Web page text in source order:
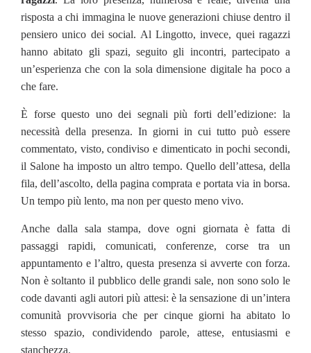
risposta a chi immagina le nuove generazioni chiuse dentro il
pensiero unico dei social. Al Lingotto, invece, quei ragazzi
hanno abitato gli spazi, seguito gli incontri, partecipato a
un’esperienza che con la sola dimensione digitale ha poco a
che fare.
È forse questo uno dei segnali più forti dell’edizione: la
necessità della presenza. In giorni in cui tutto può essere
commentato, visto, condiviso e dimenticato in pochi secondi,
il Salone ha imposto un altro tempo. Quello dell’attesa, della
fila, dell’ascolto, della pagina comprata e portata via in borsa.
Un tempo più lento, ma non per questo meno vivo.
Anche dalla sala stampa, dove ogni giornata è fatta di
passaggi rapidi, comunicati, conferenze, corse tra un
appuntamento e l’altro, questa presenza si avverte con forza.
Non è soltanto il pubblico delle grandi sale, non sono solo le
code davanti agli autori più attesi: è la sensazione di un’intera
comunità provvisoria che per cinque giorni ha abitato lo
stesso spazio, condividendo parole, attese, entusiasmi e
stanchezza.